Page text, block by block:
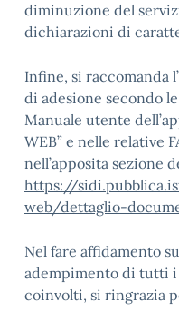
diminuzione del
dichiarazioni di
Infine, si raccomanda
di adesione secondo
Manuale utente
WEB” e nelle relative
nell’apposita sezione
https://
web/dettaglio-
Nel fare affidamento
adempimento di tutti
coinvolti, si ringrazia